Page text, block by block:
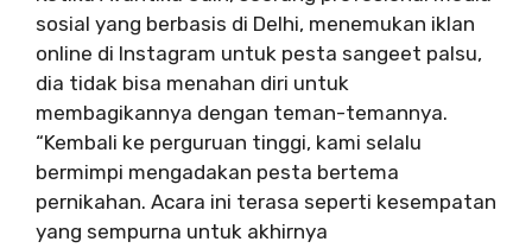
sosial yang berbasis di Delhi, menemukan iklan
online di Instagram untuk pesta sangeet palsu,
dia tidak bisa menahan diri untuk
membagikannya dengan teman-temannya.
“Kembali ke perguruan tinggi, kami selalu
bermimpi mengadakan pesta bertema
pernikahan. Acara ini terasa seperti kesempatan
yang sempurna untuk akhirnya